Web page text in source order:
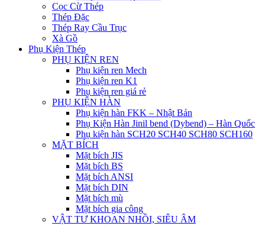
Cọc Cừ Thép
Thép Đặc
Thép Ray Cầu Trục
Xà Gồ
Phụ Kiện Thép
PHỤ KIỆN REN
Phụ kiện ren Mech
Phụ kiện ren K1
Phụ kiện ren giá rẻ
PHỤ KIỆN HÀN
Phụ kiện hàn FKK – Nhật Bản
Phụ Kiện Hàn Jinil bend (Dybend) – Hàn Quốc
Phụ kiện hàn SCH20 SCH40 SCH80 SCH160
MẶT BÍCH
Mặt bích JIS
Mặt bích BS
Mặt bích ANSI
Mặt bích DIN
Mặt bích mù
Mặt bích gia công
VẬT TƯ KHOAN NHỒI, SIÊU ÂM